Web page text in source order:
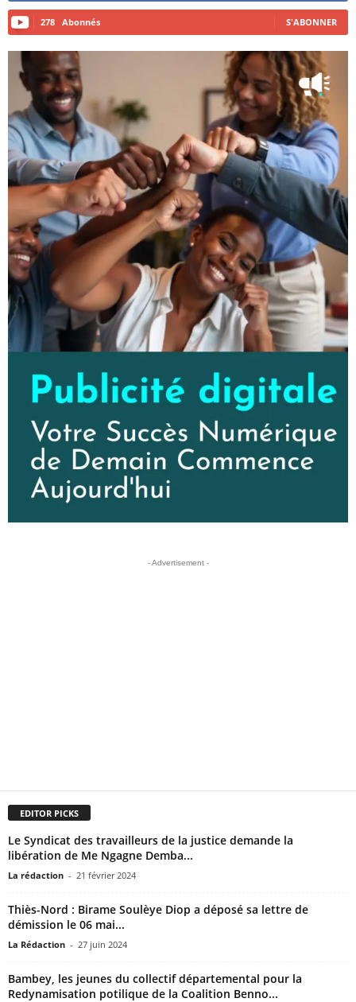
278 Abonnés S'ABONNER
- Advertisement -
EDITOR PICKS
Le Syndicat des travailleurs de la justice demande la
libération de Me Ngagne Demba...
La rédaction - 21 février 2024
Thiès-Nord : Birame Soulèye Diop a déposé sa lettre de
démission le 06 mai...
La Rédaction - 27 juin 2024
Bambey, les jeunes du collectif départemental pour la
Redynamisation potilique de la Coalition Benno...